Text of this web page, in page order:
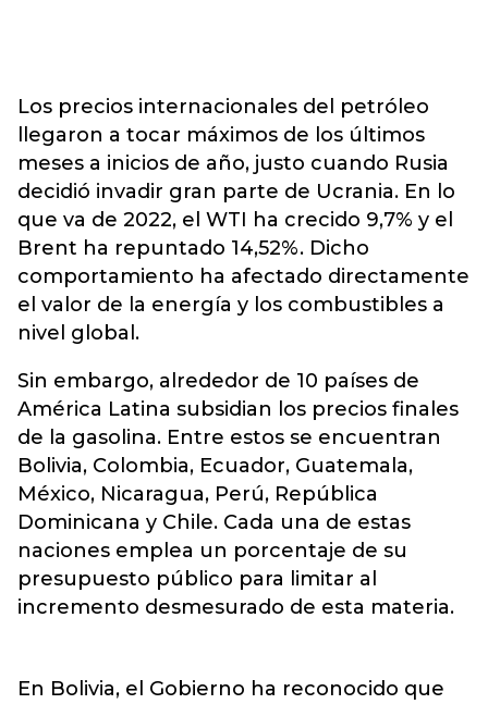
Los precios internacionales del petróleo
llegaron a tocar máximos de los últimos
meses a inicios de año, justo cuando Rusia
decidió invadir gran parte de Ucrania. En lo
que va de 2022, el WTI ha crecido 9,7% y el
Brent ha repuntado 14,52%. Dicho
comportamiento ha afectado directamente
el valor de la energía y los combustibles a
nivel global.
Sin embargo, alrededor de 10 países de
América Latina subsidian los precios finales
de la gasolina. Entre estos se encuentran
Bolivia, Colombia, Ecuador, Guatemala,
México, Nicaragua, Perú, República
Dominicana y Chile. Cada una de estas
naciones emplea un porcentaje de su
presupuesto público para limitar al
incremento desmesurado de esta materia.
En Bolivia, el Gobierno ha reconocido que